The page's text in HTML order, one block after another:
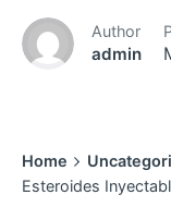
Author
admin
Home
Esteroides